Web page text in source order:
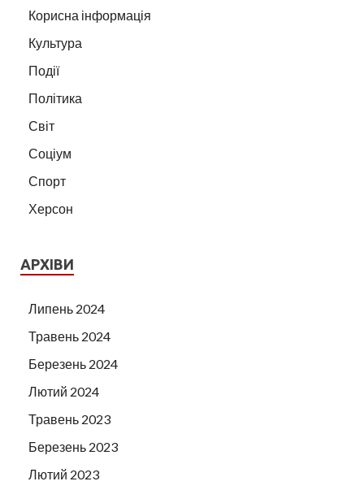
Корисна інформація
Культура
Події
Політика
Світ
Соціум
Спорт
Херсон
АРХІВИ
Липень 2024
Травень 2024
Березень 2024
Лютий 2024
Травень 2023
Березень 2023
Лютий 2023